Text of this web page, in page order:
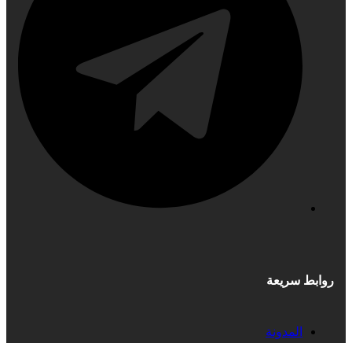
روابط سريعة
المدونة